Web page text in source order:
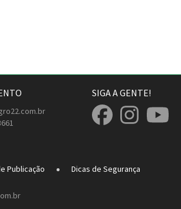
SIGA A GENTE!
Publicação Dicas de Segurança